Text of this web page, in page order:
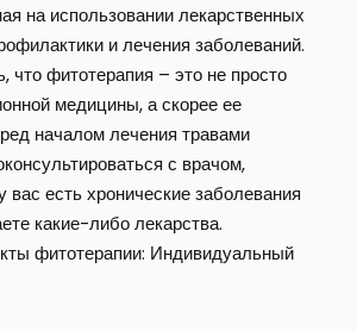
на использовании лекарственных
и лечения заболеваний.
что фитотерапия – это не просто
медицины, а скорее ее
началом лечения травами
с врачом,
вас есть хронические заболевания
какие-либо лекарства.
фитотерапии: Индивидуальный